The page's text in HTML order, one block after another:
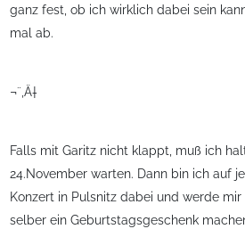
ganz fest, ob ich wirklich dabei sein
mal ab.
¬¨‚Ä†
Falls mit Garitz nicht klappt, muß ich
24.November warten. Dann bin ich auf
Konzert in Pulsnitz dabei und werde
selber ein Geburtstagsgeschenk